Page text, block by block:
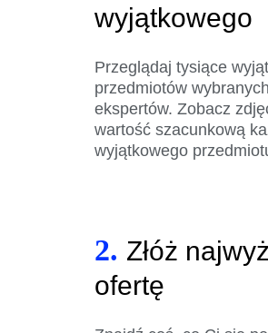
wyjątkowego
Przeglądaj tysiące
przedmiotów
ekspertów. Zobacz
wartość szacunkową
wyjątkowego
2. Złóż
ofertę